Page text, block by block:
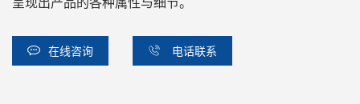
在线咨询 电话联系